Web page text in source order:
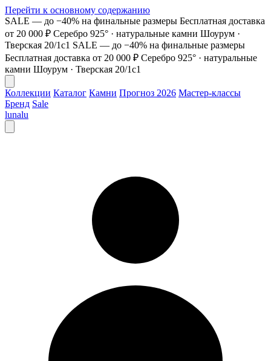
Перейти к основному содержанию
SALE — до −40% на финальные размеры Бесплатная доставка
от 20 000 ₽ Серебро 925° · натуральные камни Шоурум ·
Тверская 20/1с1 SALE — до −40% на финальные размеры
Бесплатная доставка от 20 000 ₽ Серебро 925° · натуральные
камни Шоурум · Тверская 20/1с1
Коллекции Каталог Камни Прогноз 2026 Мастер-классы
Бренд Sale
lunalu